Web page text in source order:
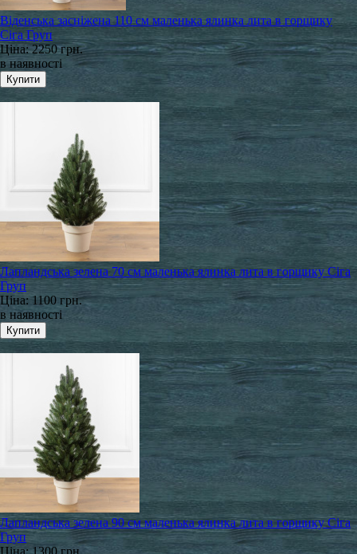
Віденська засніжена 110 см маленька ялинка лита в горщику
Сіга Груп
Ціна:2250 грн.
в наявності
Лапландська зелена 70 см маленька ялинка лита в горщику Сіга
Груп
Ціна:1100 грн.
в наявності
Лапландська зелена 90 см маленька ялинка лита в горщику Сіга
Груп
Ціна:1300 грн.